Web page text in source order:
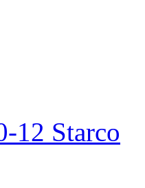
12 Starco